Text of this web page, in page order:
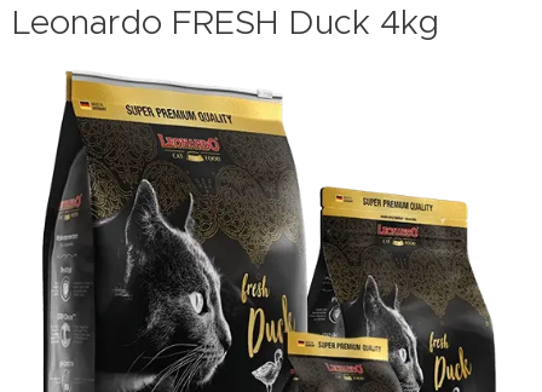
Leonardo FRESH Duck 4kg